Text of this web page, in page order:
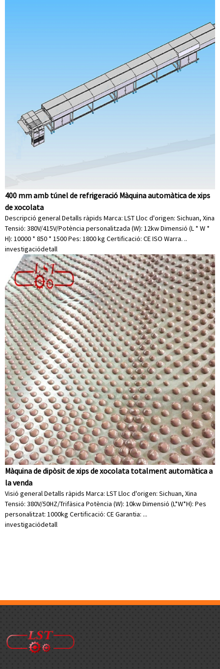
400 mm amb túnel de refrigeració Màquina automàtica de xips
de xocolata
Descripció general Detalls ràpids Marca: LST Lloc d'origen: Sichuan, Xina
Tensió: 380V/415V/Potència personalitzada (W): 12kw Dimensió (L * W *
H): 10000 * 850 * 1500 Pes: 1800 kg Certificació: CE ISO Warra. ..
investigaciódetall
Màquina de dipòsit de xips de xocolata totalment automàtica a
la venda
Visió general Detalls ràpids Marca: LST Lloc d'origen: Sichuan, Xina
Tensió: 380V/50HZ/Trifàsica Potència (W): 10kw Dimensió (L*W*H): Pes
personalitzat: 1000kg Certificació: CE Garantia: ...
investigaciódetall